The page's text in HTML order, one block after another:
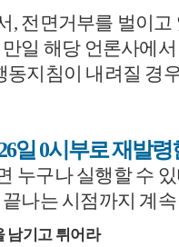
, 전면거부를 벌이고
일 해당 언론사에
지침이 내려질 경
일 0시부로 재발령
누구나 실행할 수
나는 시점까지 계
남기고 튀어라